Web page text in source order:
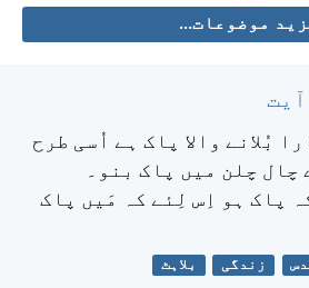
موضوعات...
بُلانے والا پاک ہے اُسی طرح
چال چلن میں پاک بنو۔
پاک ہو اِس لِئے کہ مَیں پاک
زندگی بلاہٹ